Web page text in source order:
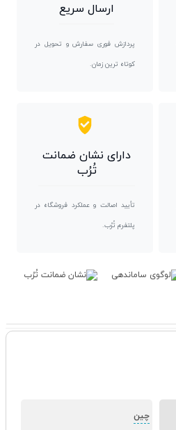
ارسال سریع
پردازش فوری سفارش و تحویل در
کوتاه ترین زمان.
دارای نشان ضمانت
تُرُب
تأیید اصالت و عملکرد فروشگاه در
پلتفرم تُرُب.
چین